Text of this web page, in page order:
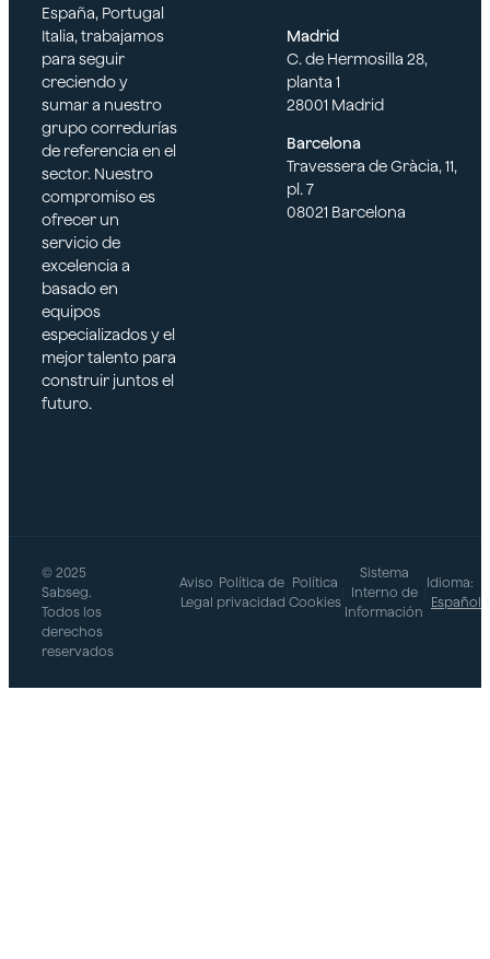
España, Portugal
Italia, trabajamos
para seguir
creciendo y
sumar a nuestro
grupo corredurías
de referencia en el
sector. Nuestro
compromiso es
ofrecer un
servicio de
excelencia a
basado en
equipos
especializados y el
mejor talento para
construir juntos el
futuro.
Madrid
C. de Hermosilla 28,
planta 1
28001 Madrid
Barcelona
Travessera de Gràcia, 11,
pl. 7
08021 Barcelona
© 2025
Sabseg.
Todos los
derechos
reservados
Aviso
Legal
Política de
privacidad
Política
Cookies
Sistema
Interno de
Información
Idioma:
Español